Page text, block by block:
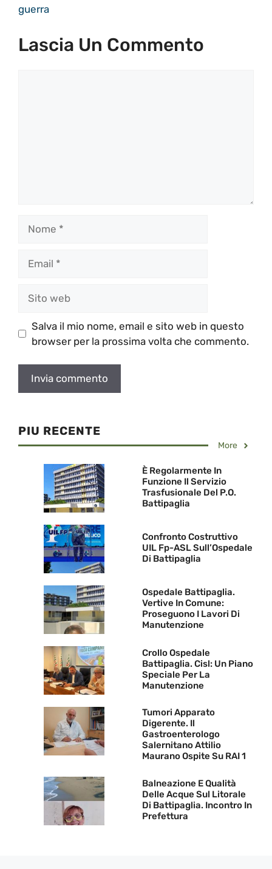
guerra
Lascia Un Commento
web
Salva il mio nome, email e sito web in questo
browser per la prossima volta che commento.
PIU RECENTE
More
È Regolarmente In
Funzione Il Servizio
Trasfusionale Del P.O.
Battipaglia
Confronto Costruttivo
UIL Fp-ASL Sull’Ospedale
Di Battipaglia
Ospedale Battipaglia.
Vertive In Comune:
Proseguono I Lavori Di
Manutenzione
Crollo Ospedale
Battipaglia. Cisl: Un Piano
Speciale Per La
Manutenzione
Tumori Apparato
Digerente. Il
Gastroenterologo
Salernitano Attilio
Maurano Ospite Su RAI 1
Balneazione E Qualità
Delle Acque Sul Litorale
Di Battipaglia. Incontro In
Prefettura